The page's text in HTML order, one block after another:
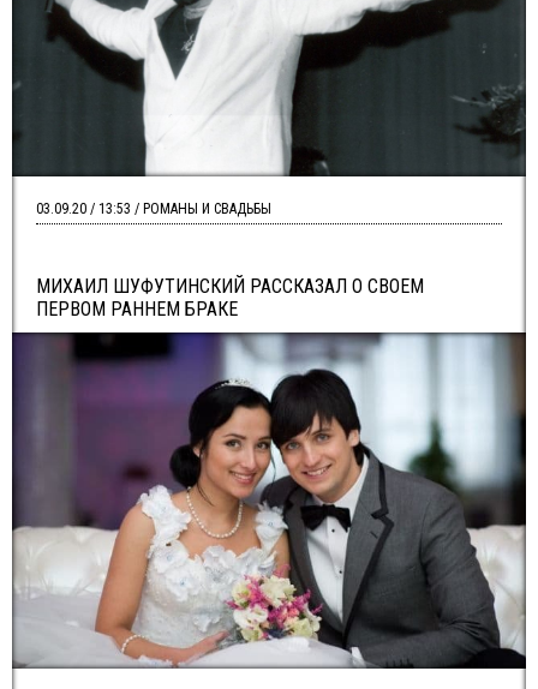
МИХАИЛ ШУФУТИНСКИЙ РАССКАЗАЛ О СВОЕМ
ПЕРВОМ РАННЕМ БРАКЕ
03.09.20 / 13:53 / РОМАНЫ И СВАДЬБЫ